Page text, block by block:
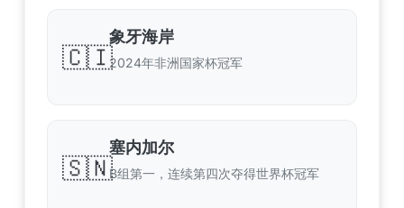
🇨🇮
象牙海岸
2024年非洲国家杯冠军
🇸🇳
塞内加尔
B组第一，连续第四次夺得世界杯冠军